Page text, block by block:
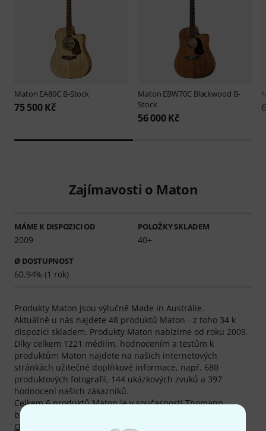
Maton EA80C B-Stock
75 500 Kč
Maton EBW70C Blackwood B-
Stock
56 000 Kč
Zajímavosti o Maton
MÁME K DISPOZICI OD
2009
POLOŽKY SKLADEM
40+
Ø DOSTUPNOST
60.94% (1 rok)
Produkty Maton jsou výlučně Made in Austrálie.
Aktuálně u nás najdete 48 produktů Maton - z toho 34 k
dispozici skladem. Produkty Maton nabízíme od roku 2009.
Díky celkem 1221 médiím, hodnocením a testům k
produktům Maton najdete na našich internetových
stránkách užitečné doplňkové informace, např. 680
produktových fotografií, 144 ukázkových zvuků a 397
hodnocení našich zákazníků.
Celkem 6 produktů Maton je v současnosti Thomann
bestsellery, mj. v kategoriích
Ostatní westernové kytary
Imbusové klíče